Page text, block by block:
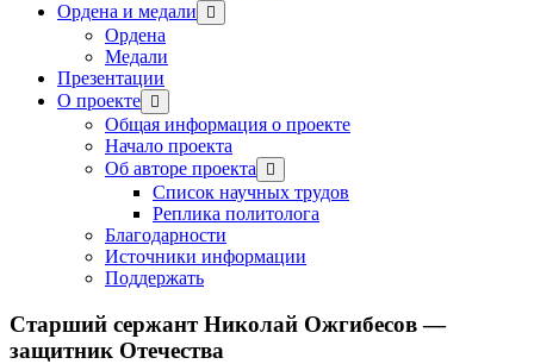
Ордена и медали
открыть
меню
Ордена
Медали
Презентации
О проекте открыть
меню
Общая информация о проекте
Начало проекта
Об авторе проекта
открыть
меню
Список научных трудов
Реплика политолога
Благодарности
Источники информации
Поддержать
Старший сержант Николай Ожгибесов —
защитник Отечества